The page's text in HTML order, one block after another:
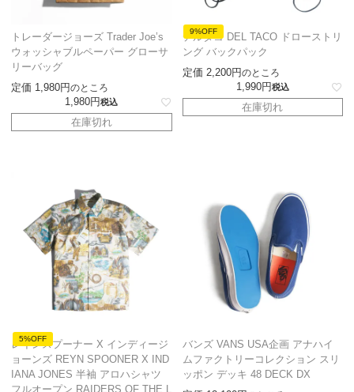
トレーダージョーズ Trader Joe’s
ウォッシャブルペーパー グローサ
リーバッグ
定価 1,980 のところ
1,980 税込
在庫切れ
9%OFF
デルタコ DEL TACO ドローストリ
ング バックパック
定価 2,200 のところ
1,990 税込
在庫切れ
5%OFF
レインスプーナー X インディージ
ョーンズ REYN SPOONER X IND
IANA JONES 半袖 アロハシャツ
フルオープン RAIDERS OF THE L
バンズ VANS USA企画 アナハイ
ムファクトリーコレクション スリ
ッポン デッキ 48 DECK DX